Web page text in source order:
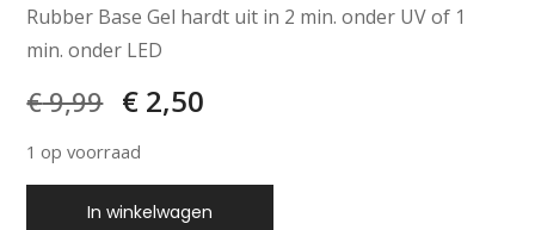
Rubber Base Gel hardt uit in 2 min. onder UV of 1
min. onder LED
€9,99 € 2,50
1 op voorraad
In winkelwagen